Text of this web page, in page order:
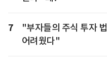
7
"부자들의 주식 투자
어려웠다"